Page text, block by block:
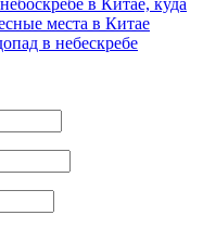
в небескребе